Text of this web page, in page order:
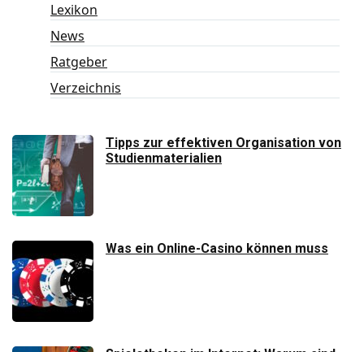
Lexikon
News
Ratgeber
Verzeichnis
Tipps zur effektiven Organisation von
Studienmaterialien
Was ein Online-Casino können muss